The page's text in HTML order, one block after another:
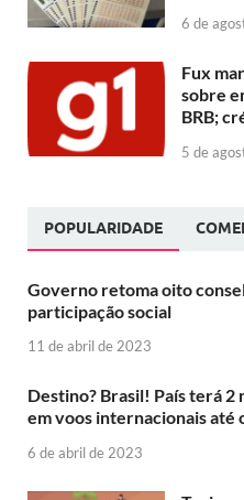
6 de
Fux
sobre
BRB;
5 de
POPULARIDADE
Governo retoma oito
participação social
11 de abril de 2023
Destino? Brasil! País terá 2
em voos internacionais até
6 de abril de 2023